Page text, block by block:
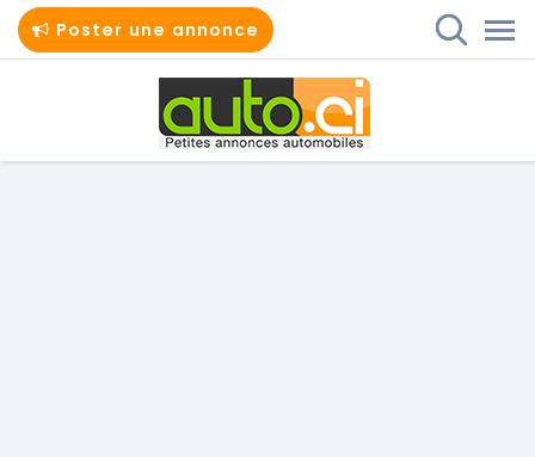
Poster une annonce